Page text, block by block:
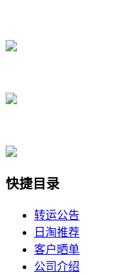
快捷目录
转运公告
日淘推荐
客户晒单
公司介绍